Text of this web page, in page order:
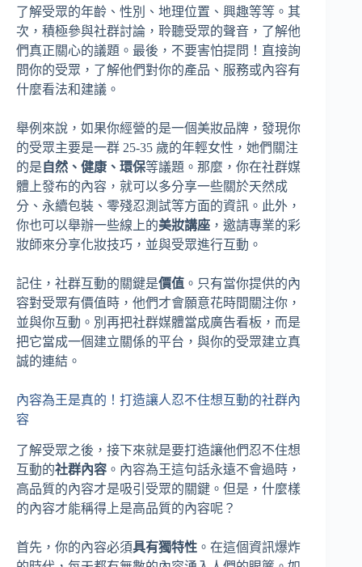
了解受眾的年齡、性別、地理位置、興趣等等。其
次，積極參與社群討論，聆聽受眾的聲音，了解他
們真正關心的議題。最後，不要害怕提問！直接詢
問你的受眾，了解他們對你的產品、服務或內容有
什麼看法和建議。
舉例來說，如果你經營的是一個美妝品牌，發現你
的受眾主要是一群 25-35 歲的年輕女性，她們關注
的是 自然、健康、環保等議題。那麼，你在社群媒
體上發布的內容，就可以多分享一些關於天然成
分、永續包裝、零殘忍測試等方面的資訊。此外，
你也可以舉辦一些線上的美妝講座 ，邀請專業的彩
妝師來分享化妝技巧，並與受眾進行互動。
記住，社群互動的關鍵是價值 。只有當你提供的內
容對受眾有價值時，他們才會願意花時間關注你，
並與你互動。別再把社群媒體當成廣告看板，而是
把它當成一個建立關係的平台，與你的受眾建立真
誠的連結。
內容為王是真的！打造讓人忍不住想互動的社群內
容
了解受眾之後，接下來就是要打造讓他們忍不住想
互動的社群內容 。內容為王這句話永遠不會過時，
高品質的內容才是吸引受眾的關鍵。但是，什麼樣
的內容才能稱得上是高品質的內容呢？
首先，你的內容必須具有獨特性 。在這個資訊爆炸